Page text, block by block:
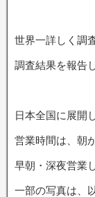
世界一詳しく調
調査結果を報告
日本全国に展開
営業時間は、朝
早朝・深夜営業
一部の写真は、